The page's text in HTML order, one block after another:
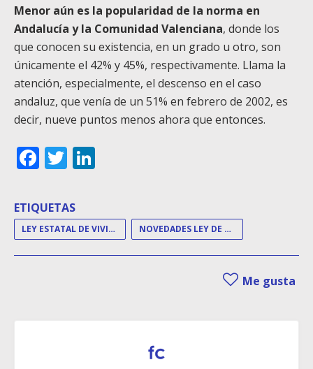
Menor aún es la popularidad de la norma en
Andalucía y la Comunidad Valenciana, donde los
que conocen su existencia, en un grado u otro, son
únicamente el 42% y 45%, respectivamente. Llama la
atención, especialmente, el descenso en el caso
andaluz, que venía de un 51% en febrero de 2002, es
decir, nueve puntos menos ahora que entonces.
Facebook
Twitter
ETIQUETAS
LEY ESTATAL DE VIVIENDA NOVEDADES LEY DE VIVIENDA
Me gusta